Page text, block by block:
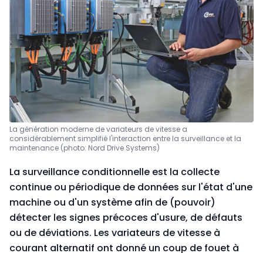
La génération moderne de variateurs de vitesse a
considérablement simplifié l'interaction entre la surveillance et la
maintenance (photo: Nord Drive Systems)
La surveillance conditionnelle est la collecte
continue ou périodique de données sur l'état d'une
machine ou d'un système afin de (pouvoir)
détecter les signes précoces d'usure, de défauts
ou de déviations. Les variateurs de vitesse à
courant alternatif ont donné un coup de fouet à